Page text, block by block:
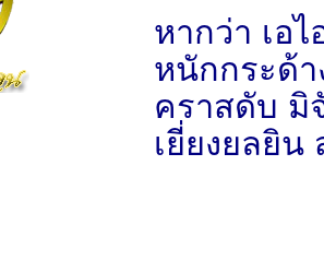
หากว่า เอ
หนักกระด้
คราสดับ มิ
เยี่ยงยลยิ